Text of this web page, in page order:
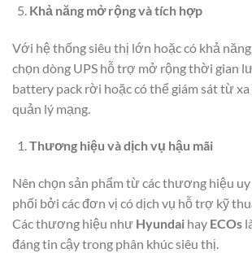
Khả năng mở rộng và tích hợp
Với hệ thống siêu thị lớn hoặc có khả
chọn dòng UPS hỗ trợ mở rộng thời gian
battery pack rời hoặc có thể giám sát từ
quản lý mạng.
Thương hiệu và dịch vụ hậu mãi
Nên chọn sản phẩm từ các thương hiệu
phối bởi các đơn vị có dịch vụ hỗ trợ kỹ
Các thương hiệu như Hyundai hay ECOs
đáng tin cậy trong phân khúc siêu thị.